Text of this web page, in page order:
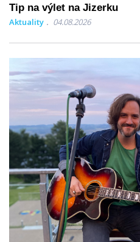
Tip na výlet na Jizerku
Aktuality 04.08.2026